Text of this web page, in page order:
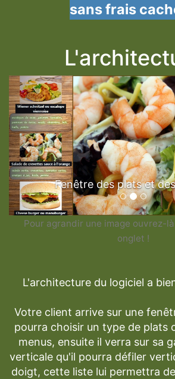
sans frais
Fenêtre des plats et
Previous
Pour agrandir une image ouvrez-
onglet !
L'architecture du logiciel a
Votre client arrive sur une
pourra choisir un type de plats
menus, ensuite il verra sur sa
verticale qu'il pourra défiler
doigt, cette liste lui permettra